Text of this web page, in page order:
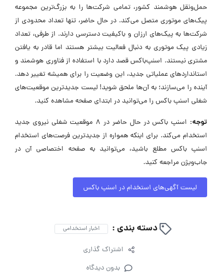
حمل‌ونقل هوشمند کشور، تمامی شرکت‌ها را به بزرگ‌ترین مجموعه
پیک‌های موتوری متصل می‌کند. در حال حاضر، تنها تعداد محدودی از
شرکت‌ها به پیک‌های ارزان و باکیفیت دسترسی دارند. از طرفی، تعداد
زیادی پیک موتوری به دنبال فعالیت بیشتر هستند اما قادر به یافتن
مشتری نیستند. اسنپ‌باکس قصد دارد با استفاده از فناوری هوشمند و
استانداردهای عملیاتی جدید، این وضعیت را برای همیشه تغییر دهد.
آینده را می‌سازند؛ به آن‌ها ملحق شوید! لیست جدیدترین موقعیت‌های
شغلی اسنپ باکس را می‌توانید در ابتدای صفحه مشاهده کنید.
توجه:
اسنپ باکس در حال حاضر در ۸ موقعیت شغلی نیروی جدید
استخدام می‌کند. برای اینکه همواره از جدیدترین فرصت‌های استخدام
اسنپ باکس مطلع باشید، می‌توانید به صفحه اختصاصی آن در
جاب‌ویژن مراجعه کنید.
لیست آگهی‌های استخدام در اسنپ باکس
دسته بندی : اخبار استخدامی
اشتراک گذاری
بدون دیدگاه